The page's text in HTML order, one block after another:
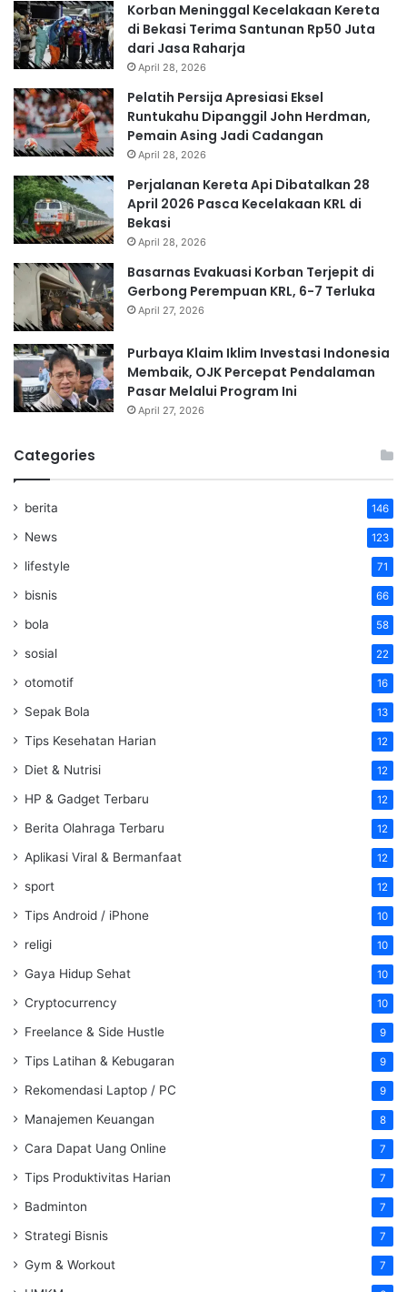
Korban Meninggal Kecelakaan Kereta
di Bekasi Terima Santunan Rp50 Juta
dari Jasa Raharja
April 28, 2026
Pelatih Persija Apresiasi Eksel
Runtukahu Dipanggil John Herdman,
Pemain Asing Jadi Cadangan
April 28, 2026
Perjalanan Kereta Api Dibatalkan 28
April 2026 Pasca Kecelakaan KRL di
Bekasi
April 28, 2026
Basarnas Evakuasi Korban Terjepit di
Gerbong Perempuan KRL, 6-7 Terluka
April 27, 2026
Purbaya Klaim Iklim Investasi Indonesia
Membaik, OJK Percepat Pendalaman
Pasar Melalui Program Ini
April 27, 2026
Categories
berita 146
News 123
lifestyle 71
bisnis 66
bola 58
sosial 22
otomotif 16
Sepak Bola 13
Tips Kesehatan Harian 12
Diet & Nutrisi 12
HP & Gadget Terbaru 12
Berita Olahraga Terbaru 12
Aplikasi Viral & Bermanfaat 12
sport 12
Tips Android / iPhone 10
religi 10
Gaya Hidup Sehat 10
Cryptocurrency 10
Freelance & Side Hustle 9
Tips Latihan & Kebugaran 9
Rekomendasi Laptop / PC 9
Manajemen Keuangan 8
Cara Dapat Uang Online 7
Tips Produktivitas Harian 7
Badminton 7
Strategi Bisnis 7
Gym & Workout 7